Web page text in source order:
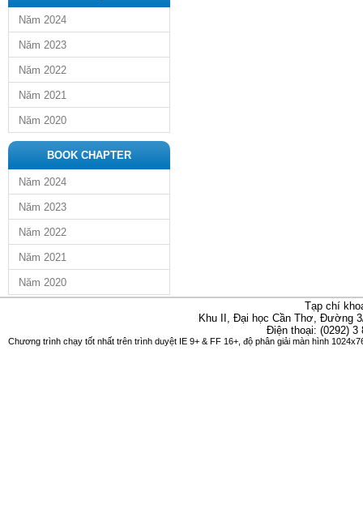
Năm 2024
Năm 2023
Năm 2022
Năm 2021
Năm 2020
BOOK CHAPTER
Năm 2024
Năm 2023
Năm 2022
Năm 2021
Năm 2020
Tạp chí
Khu II, Đại học Cần Thơ, Đường
Điện thoại: (0292)
Chương trình chạy tốt nhất trên trình duyệt IE 9+ & FF 16+, độ phân giải màn hình